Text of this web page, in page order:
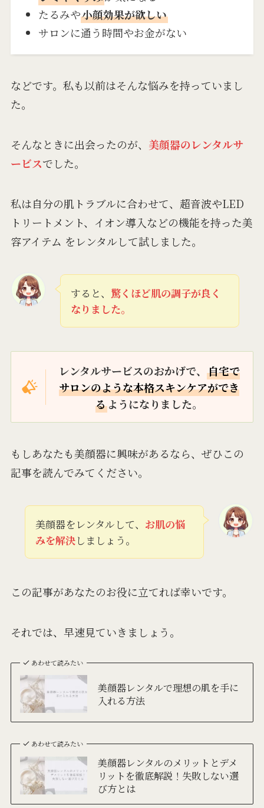
たるみや小顔効果が欲しい
サロンに通う時間やお金がない
などです。私も以前はそんな悩みを持っていまし
た。
そんなときに出会ったのが、 美顔器のレンタルサ
ービスでした。
私は自分の肌トラブルに合わせて、超音波やLED
トリートメント、イオン導入などの機能を持った美
容アイテム をレンタルして試しました。
すると、 驚くほど肌の調子が良く
なりました。
レンタルサービスのおかげで、 自宅で
サロンのような本格スキンケアができ
るようになりました。
もしあなたも美顔器に興味があるなら、ぜひこの
記事を読んでみてください。
美顔器をレンタルして、 お肌の悩
みを解決しましょう。
この記事があなたのお役に立てれば幸いです。
それでは、早速見ていきましょう。
あわせて読みたい
美顔器レンタルで理想の肌を手に
入れる方法
あわせて読みたい
美顔器レンタルのメリットとデメ
リットを徹底解説！失敗しない選
び方とは